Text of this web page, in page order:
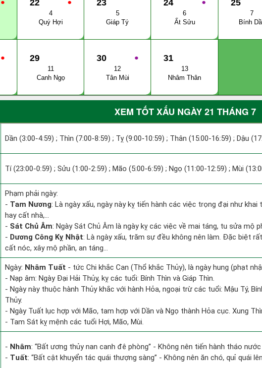
● ●
22
4
Quý Hợi
23
5
Giáp Tý
●
24
6
Ất Sửu
25
7
Bính
● 29
11
Canh Ngọ
●
30
12
Tân Mùi
31
13
Nhâm Thân
XEM TỐT XẤU NGÀY 21 THÁNG 7
Dần (3:00-4:59) ; Thìn (7:00-8:59) ; Tỵ (9:00-10:59) ; Thân (15:00-16:59) ; Dậu
Tí (23:00-0:59) ; Sửu (1:00-2:59) ; Mão (5:00-6:59) ; Ngọ (11:00-12:59) ; Mùi
Phạm phải ngày:
- Tam Nương: Là ngày xấu, ngày này kỵ tiến hành các việc trọng đại như
hay cất nhà,...
- Sát Chủ Âm: Ngày Sát Chủ Âm là ngày kỵ các việc về mai táng, tu sửa mộ
- Dương Công Kỵ Nhật: Là ngày xấu, trăm sự đều không nên làm. Đặc biệt
cất nóc, xây mộ phần, an táng...
Ngày: Nhâm Tuất - tức Chi khắc Can (Thổ khắc Thủy), là ngày hung (phạt
- Nạp âm: Ngày Đại Hải Thủy, kỵ các tuổi: Bính Thìn và Giáp Thìn.
- Ngày này thuộc hành Thủy khắc với hành Hỏa, ngoại trừ các tuổi: Mậu Tý,
Thủy.
- Ngày Tuất lục hợp với Mão, tam hợp với Dần và Ngọ thành Hỏa cục. Xung
- Tam Sát kỵ mệnh các tuổi Hợi, Mão, Mùi.
- Nhâm: “Bất ương thủy nan canh đê phòng” - Không nên tiến hành tháo
- Tuất: “Bất cật khuyển tác quái thượng sàng” - Không nên ăn chó, quỉ quái